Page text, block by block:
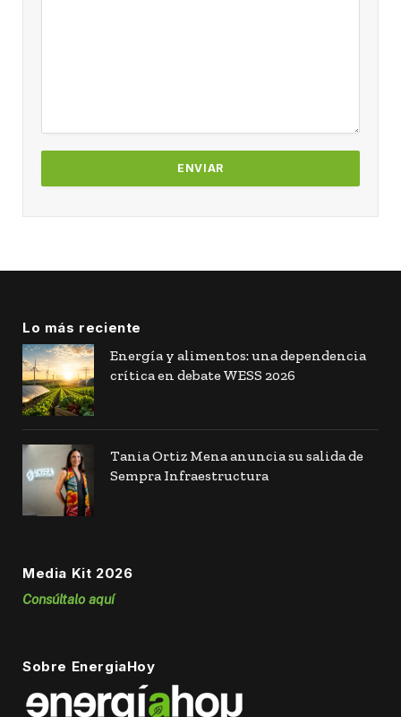
Lo más reciente
Energía y alimentos: una dependencia
crítica en debate WESS 2026
Tania Ortiz Mena anuncia su salida de
Sempra Infraestructura
Media Kit 2026
Consúltalo aquí
Sobre EnergiaHoy